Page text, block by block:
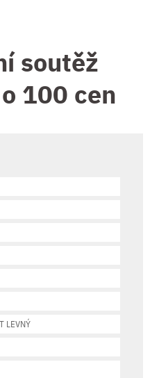
soutěž
100 cen
LEVNÝ